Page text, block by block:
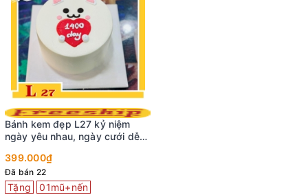
Bánh kem đẹp L27 kỷ niệm
ngày yêu nhau, ngày cưới dễ
399.000₫
Đã bán 22
Tặng 01mũ+nến